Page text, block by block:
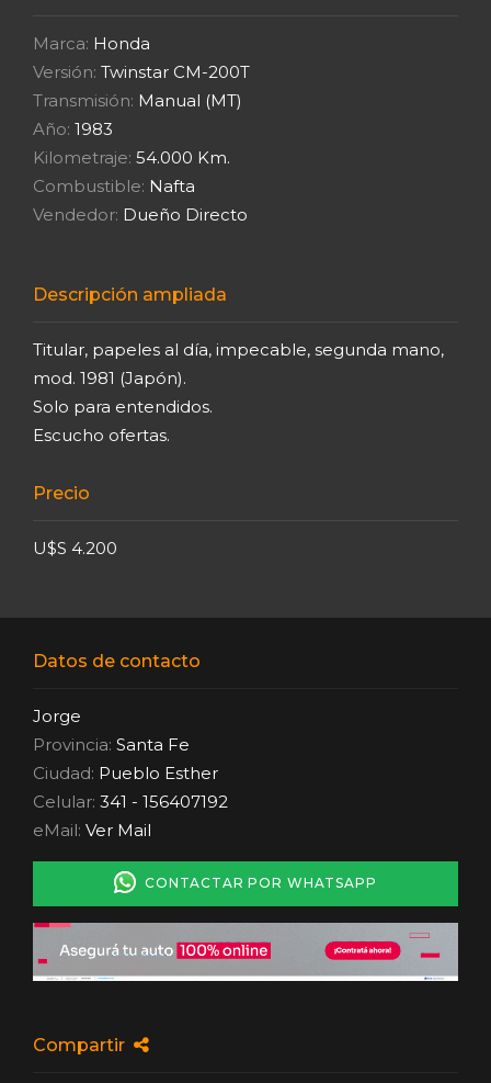
Marca: Honda
Versión: Twinstar CM-200T
Transmisión: Manual (MT)
Año: 1983
Kilometraje: 54.000 Km.
Combustible: Nafta
Vendedor: Dueño Directo
Descripción ampliada
Titular, papeles al día, impecable, segunda mano,
mod. 1981 (Japón).
Solo para entendidos.
Escucho ofertas.
Precio
U$S 4.200
Datos de contacto
Jorge
Provincia: Santa Fe
Ciudad: Pueblo Esther
Celular: 341 - 156407192
eMail: Ver Mail
CONTACTAR POR WHATSAPP
Compartir